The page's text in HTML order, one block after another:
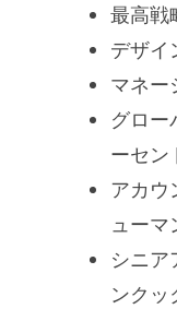
最高戦
デザイ
マネー
グロー
ーセン
アカウ
ューマ
シニア
ンクッ